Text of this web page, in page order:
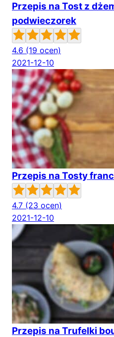
Przepis na Tost z
podwieczorek
4.6 (19 ocen)
2021-12-10
Przepis na Tosty
4.7 (23 ocen)
2021-12-10
Przepis na Trufelki